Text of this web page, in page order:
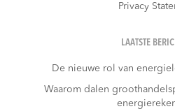
Privacy
LAATSTE
De nieuwe rol van
Waarom dalen